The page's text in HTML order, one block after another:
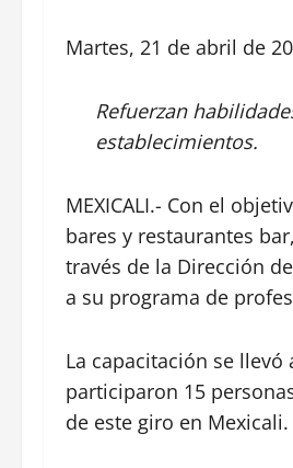
Martes, 21 de abril de
Refuerzan
establecimientos.
MEXICALI.- Con el
bares y restaurantes
través de la Dirección
a su programa de
La capacitación se
participaron 15
de este giro en Mexicali.